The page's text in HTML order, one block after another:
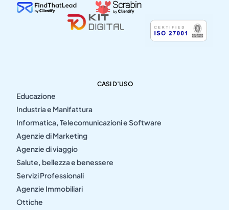
CASI D’USO
Educazione
Industria e Manifattura
Informatica, Telecomunicazioni e Software
Agenzie di Marketing
Agenzie di viaggio
Salute, bellezza e benessere
Servizi Professionali
Agenzie Immobiliari
Ottiche